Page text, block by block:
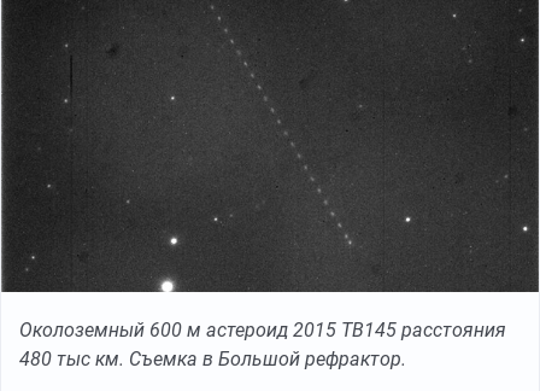
Околоземный 600 м астероид 2015 TB145 расстояния
480 тыс км. Съемка в Большой рефрактор.